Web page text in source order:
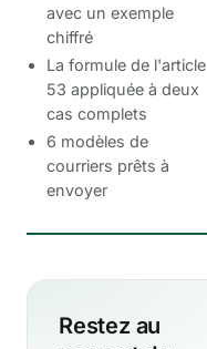
avec un exemple
chiffré
La formule de l'article
53 appliquée à deux
cas complets
6 modèles de
courriers prêts à
envoyer
Restez au